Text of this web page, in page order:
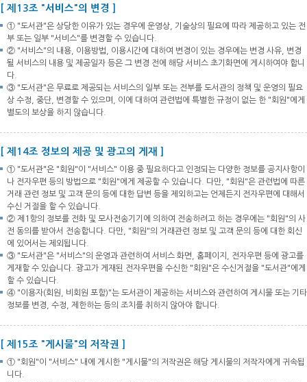
[ 제13조 "서비스"의 변경 ]
① "도서관"은 상당한 이유가 있는 경우에 운영상, 기술상의 필요에 따라 제공하고 있는 전
부 또는 일부 "서비스"를 변경할 수 있습니다.
② "서비스"의 내용, 이용방법, 이용시간에 대하여 변경이 있는 경우에는 변경 사유, 변경
될 서비스의 내용 및 제공일자 등은 그 변경 전에 해당 서비스 초기화면에 게시하여야 합니
다.
③ "도서관"은 무료로 제공되는 서비스의 일부 또는 전부를 도서관의 정책 및 운영의 필요
상 수정, 중단, 변경할 수 있으며, 이에 대하여 관련법에 특별한 규정이 없는 한 "회원"에게
별도의 보상을 하지 않습니다.
[ 제14조 정보의 제공 및 광고의 게재 ]
① "도서관"은 "회원"이 "서비스" 이용 중 필요하다고 인정되는 다양한 정보를 공지사항이
나 전자우편 등의 방법으로 "회원"에게 제공할 수 있습니다. 다만, "회원"은 관련법에 따른
거래 관련 정보 및 고객 문의 등에 대한 답변 등을 제외하고는 언제든지 전자우편에 대해서
수신 거절을 할 수 있습니다.
② 제1항의 정보를 전화 및 모사전송기기에 의하여 전송하려고 하는 경우에는 "회원"의 사
전 동의를 받아서 전송합니다. 다만, "회원"의 거래관련 정보 및 고객 문의 등에 대한 회신
에 있어서는 제외됩니다.
③ "도서관"은 "서비스"의 운영과 관련하여 서비스 화면, 홈페이지, 전자우편 등에 광고를
게재할 수 있습니다. 광고가 게재된 전자우편을 수신한 "회원"은 수신거절을 "도서관"에게
할 수 있습니다.
④ "이용자(회원, 비회원 포함)"는 도서관이 제공하는 서비스와 관련하여 게시물 또는 기타
정보를 변경, 수정, 제한하는 등의 조치를 취하지 않아야 합니다.
[ 제15조 "게시물"의 저작권 ]
① "회원"이 "서비스" 내에 게시한 "게시물"의 저작권은 해당 게시물의 저작자에게 귀속됩
니다.